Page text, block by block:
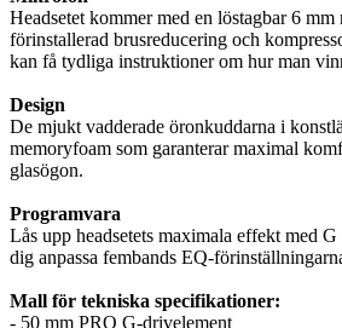
Headsetet kommer med en löstagbar 6
förinstallerad brusreducering och
kan få tydliga instruktioner om hur man
Design
De mjukt vadderade öronkuddarna i
memoryfoam som garanterar maximal
glasögon.
Programvara
Lås upp headsetets maximala effekt med
dig anpassa fembands EQ-
Mall för tekniska specifikationer:
- 50 mm PRO G-drivelement